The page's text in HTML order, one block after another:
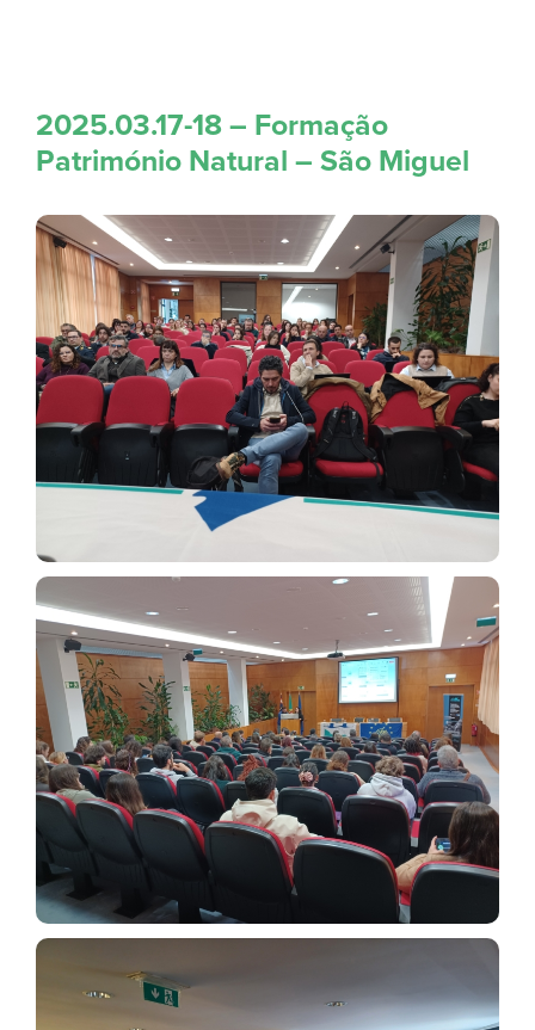
2025.03.17-18 – Formação
Património Natural – São Miguel